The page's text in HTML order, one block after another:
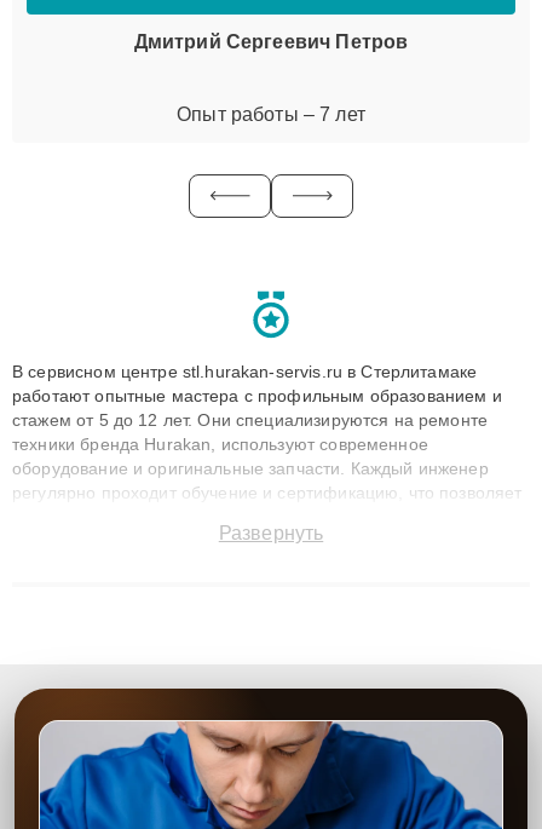
Дмитрий Сергеевич Петров
Опыт работы – 7 лет
В сервисном центре stl.hurakan-servis.ru в Стерлитамаке
работают опытные мастера с профильным образованием и
стажем от 5 до 12 лет. Они специализируются на ремонте
техники бренда Hurakan, используют современное
оборудование и оригинальные запчасти. Каждый инженер
регулярно проходит обучение и сертификацию, что позволяет
технику с сохранением гарантии до 3 лет. Наши мастера
Развернуть